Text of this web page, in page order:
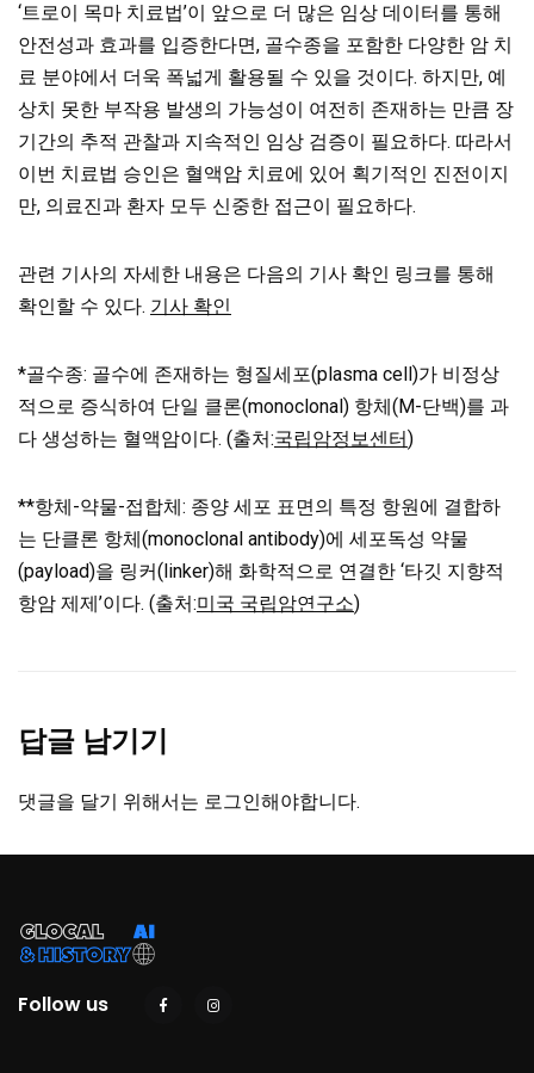
‘트로이 목마 치료법’이 앞으로 더 많은 임상 데이터를 통해
안전성과 효과를 입증한다면, 골수종을 포함한 다양한 암 치
료 분야에서 더욱 폭넓게 활용될 수 있을 것이다. 하지만, 예
상치 못한 부작용 발생의 가능성이 여전히 존재하는 만큼 장
기간의 추적 관찰과 지속적인 임상 검증이 필요하다. 따라서
이번 치료법 승인은 혈액암 치료에 있어 획기적인 진전이지
만, 의료진과 환자 모두 신중한 접근이 필요하다.
관련 기사의 자세한 내용은 다음의 기사 확인 링크를 통해
확인할 수 있다. 기사 확인
*골수종: 골수에 존재하는 형질세포(plasma cell)가 비정상
적으로 증식하여 단일 클론(monoclonal) 항체(M-단백)를 과
다 생성하는 혈액암이다. (출처:국립암정보센터)
**항체-약물-접합체: 종양 세포 표면의 특정 항원에 결합하
는 단클론 항체(monoclonal antibody)에 세포독성 약물
(payload)을 링커(linker)해 화학적으로 연결한 ‘타깃 지향적
항암 제제’이다. (출처:미국 국립암연구소)
답글 남기기
댓글을 달기 위해서는 로그인해야합니다.
Follow us